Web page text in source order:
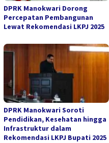
DPRK Manokwari Dorong
Percepatan Pembangunan
Lewat Rekomendasi LKPJ 2025
DPRK Manokwari Soroti
Pendidikan, Kesehatan hingga
Infrastruktur dalam
Rekomendasi LKPJ Bupati 2025